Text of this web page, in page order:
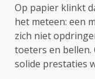
Op papier klinkt
het meteen: een
zich niet
toeters en bellen.
solide prestaties